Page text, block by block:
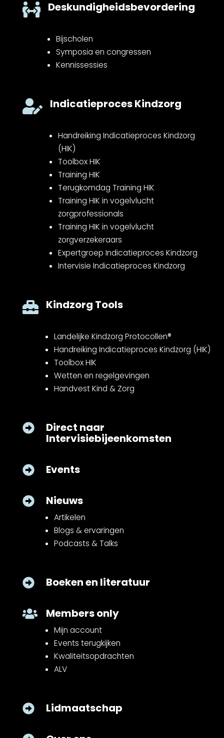
 Deskundigheidsbevordering
Bijscholen
Symposia en congressen
Kennissessies
 Indicatieproces Kindzorg
Handreiking Indicatieproces Kindzorg
(HIK)
Toolbox HIK
Training HIK
Terugkomdag Training HIK
Training HIK in vogelvlucht
zorgprofessionals
Training HIK in vogelvlucht
zorgverzekeraars
Expertgroep Indicatieproces Kindzorg
Intervisie Indicatieproces Kindzorg
 Kindzorg Tools
Landelijke Kindzorg Protocollen®
Handreiking Indicatieproces Kindzorg (HIK)
Toolbox HIK
Wetten en regelgevingen
Handvest Kind & Zorg
 Direct naar
Intervisiebijeenkomsten
 Events
 Nieuws
Artikelen
Blogs & ervaringen
Podcasts & Talks
 Boeken en literatuur
 Members only
Mijn account
Events terugkijken
Kwaliteitsopdrachten
ALV
 Lidmaatschap